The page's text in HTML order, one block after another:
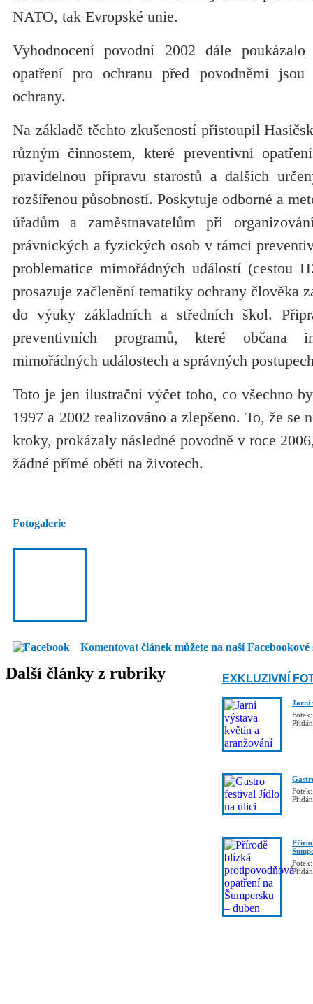
NATO, tak Evropské unie.
Vyhodnocení povodní 2002 dále
opatření pro ochranu před povodněmi jsou
ochrany.
Na základě těchto zkušeností přistoupil
různým činnostem, které preventivní
pravidelnou přípravu starostů a dalších
rozšířenou působností. Poskytuje odborné a
úřadům a zaměstnavatelům při
právnických a fyzických osob v rámci
problematice mimořádných událostí (cestou
prosazuje začlenění tematiky ochrany člověka
do výuky základních a středních škol.
preventivních programů, které občana
mimořádných událostech a správných
Toto je jen ilustrační výčet toho, co všechno
1997 a 2002 realizováno a zlepšeno. To, že se
kroky, prokázaly následné povodně v roce
žádné přímé oběti na životech.
Fotogalerie
Komentovat článek můžete na naší Facebookové
Další články z rubriky EXKLUZIVNÍ
Jarní